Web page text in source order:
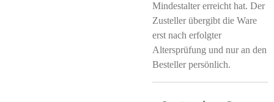
Mindestalter erreicht hat. Der
Zusteller übergibt die Ware
erst nach erfolgter
Altersprüfung und nur an den
Besteller persönlich.